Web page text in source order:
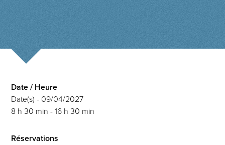
Date / Heure
Date(s) - 09/04/2027
8 h 30 min - 16 h 30 min
Réservations